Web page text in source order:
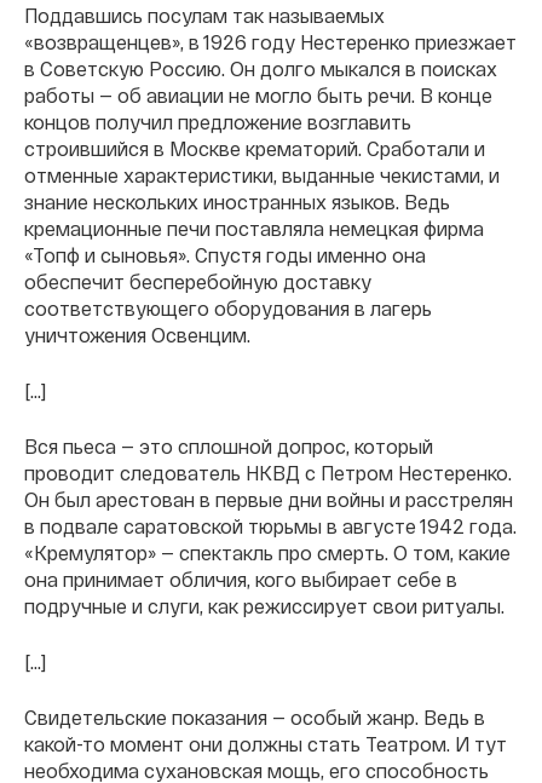
Поддавшись посулам так называемых
«возвращенцев», в 1926 году Нестеренко приезжает
в Советскую Россию. Он долго мыкался в поисках
работы — об авиации не могло быть речи. В конце
концов получил предложение возглавить
строившийся в Москве крематорий. Сработали и
отменные характеристики, выданные чекистами, и
знание нескольких иностранных языков. Ведь
кремационные печи поставляла немецкая фирма
«Топф и сыновья». Спустя годы именно она
обеспечит бесперебойную доставку
соответствующего оборудования в лагерь
уничтожения Освенцим.
[…]
Вся пьеса — это сплошной допрос, который
проводит следователь НКВД с Петром Нестеренко.
Он был арестован в первые дни войны и расстрелян
в подвале саратовской тюрьмы в августе 1942 года.
«Кремулятор» — спектакль про смерть. О том, какие
она принимает обличия, кого выбирает себе в
подручные и слуги, как режиссирует свои ритуалы.
[…]
Свидетельские показания — особый жанр. Ведь в
какой-то момент они должны стать Театром. И тут
необходима сухановская мощь, его способность